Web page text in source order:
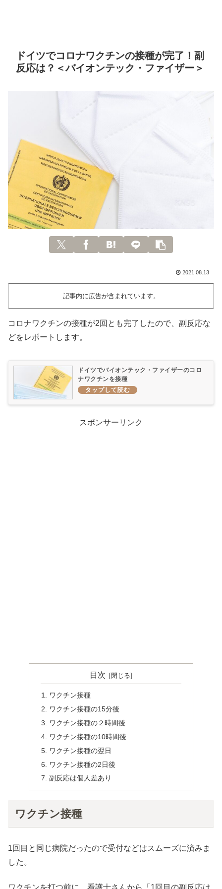
ドイツでコロナワクチンの接種が完了！副
反応は？＜バイオンテック・ファイザー＞
2021.08.13
記事内に広告が含まれています。
コロナワクチンの接種が2回とも完了したので、副反応な
どをレポートします。
ドイツでバイオンテック・ファイザーのコロ
ナワクチンを接種
スポンサーリンク
目次
ワクチン接種
ワクチン接種の15分後
ワクチン接種の２時間後
ワクチン接種の10時間後
ワクチン接種の翌日
ワクチン接種の2日後
副反応は個人差あり
ワクチン接種
1回目と同じ病院だったので受付などはスムーズに済みま
した。
ワクチンを打つ前に、看護士さんから「1回目の副反応は